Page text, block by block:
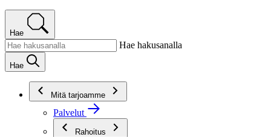
Hae
Hae hakusanalla
Hae
Mitä tarjoamme
Palvelut
Rahoitus